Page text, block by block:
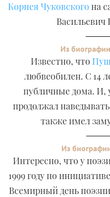
Корнея Чуковского на
Васильевич
Из
Известно, что
любвеобилен. С 14
публичные дома. И,
продолжал
также имел
Из
Интересно, что у
1999 году по
Всемирный день